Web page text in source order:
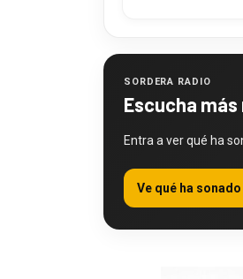
SORDERA RADIO
Escucha
Entra a ver qué ha
Ve qué ha